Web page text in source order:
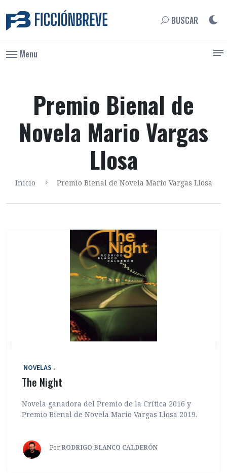
BUSCAR
Menu
Premio Bienal de
Novela Mario Vargas
Llosa
Inicio Premio Bienal de Novela Mario Vargas Llosa
‎ NOVELAS
The Night
Novela ganadora del Premio de la Crítica 2016 y
Premio Bienal de Novela Mario Vargas Llosa 2019.
Por RODRIGO BLANCO CALDERÓN